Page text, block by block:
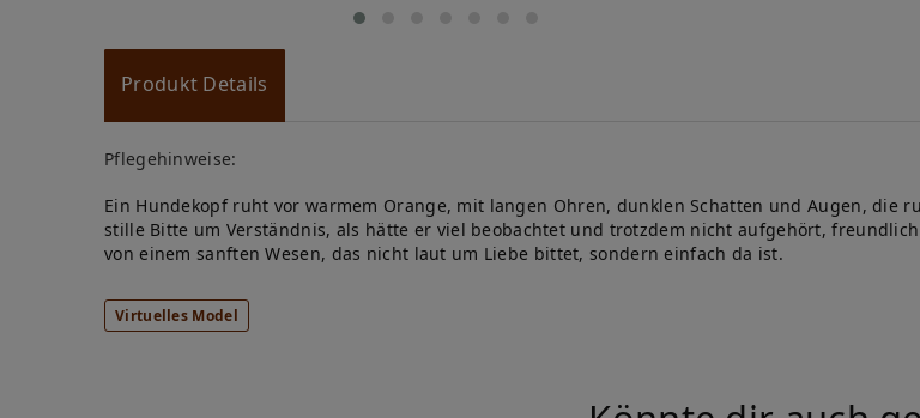
Produkt Details
Pflegehinweise:
Ein Hundekopf ruht vor warmem Orange, mit langen Ohren, dunklen Schatten und Augen,
stille Bitte um Verständnis, als hätte er viel beobachtet und trotzdem nicht aufgehört,
von einem sanften Wesen, das nicht laut um Liebe bittet, sondern einfach da ist.
Virtuelles Model